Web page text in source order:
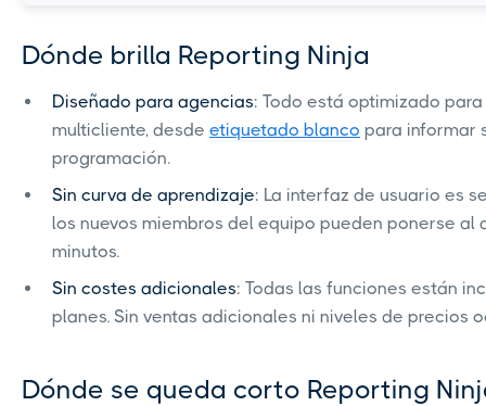
Dónde brilla Reporting Ninja
Diseñado para agencias: Todo está optimizado
multicliente, desde etiquetado blanco para informar
programación.
Sin curva de aprendizaje: La interfaz de usuario es
los nuevos miembros del equipo pueden ponerse al
minutos.
Sin costes adicionales: Todas las funciones están
planes. Sin ventas adicionales ni niveles de precios
Dónde se queda corto Reporting